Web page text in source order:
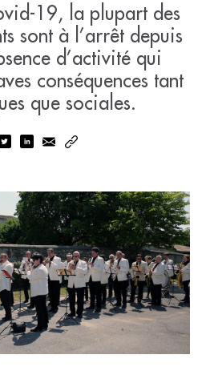
19, la plupart des
sont à l’arrêt depuis
d’activité qui
conséquences tant
que sociales.